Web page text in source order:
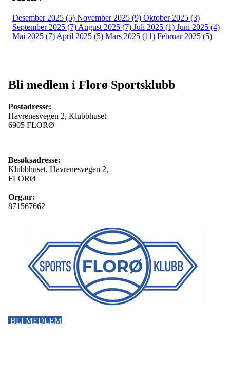
Desember 2025 (5) November 2025 (9) Oktober 2025 (3)
September 2025 (7)August 2025 (7) Juli 2025 (1) Juni 2025 (4)
Mai 2025 (7)April 2025 (5) Mars 2025 (11) Februar 2025 (5)
Bli medlem i Florø Sportsklubb
Postadresse:
Havrenesvegen 2, Klubbhuset
6905 FLORØ
Besøksadresse:
Klubbhuset, Havrenesvegen 2,
FLORØ
Org.nr:
871567662
BLI MEDLEM